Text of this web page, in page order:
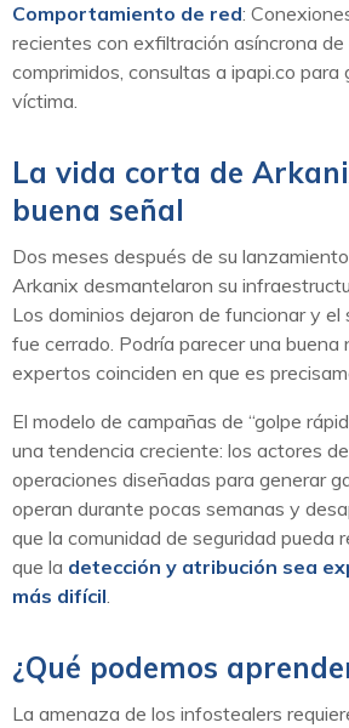
Comportamiento de red:
recientes con exfiltración asíncrona de
comprimidos, consultas a ipapi.co para
víctima.
La vida corta de
buena señal
Dos meses después de su
Arkanix desmantelaron su
Los dominios dejaron de funcionar y el
fue cerrado. Podría parecer una buena
expertos coinciden en que es
El modelo de campañas de “golpe
una tendencia creciente: los actores
operaciones diseñadas para generar
operan durante pocas semanas y
que la comunidad de seguridad pueda
que la detección y atribución sea
más difícil.
¿Qué podemos
La amenaza de los infostealers